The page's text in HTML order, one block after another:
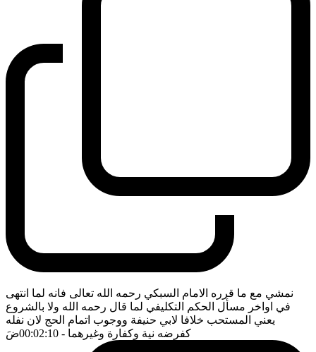
نمشي مع ما قرره الامام السبكي رحمه الله تعالى فانه لما انتهى
في اواخر مسأل الحكم التكليفي لما قال رحمه الله ولا بالشروع
يعني المستحب خلافا لابي حنيفة ووجوب اتمام الحج لان نفله
كفرضه نية وكفارة وغيرهما - 00:02:10 ضَ